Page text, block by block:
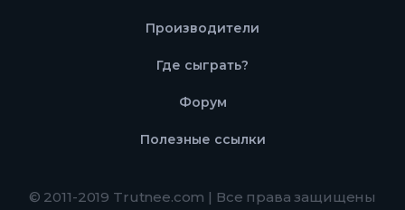
Производители
Где сыграть?
Форум
Полезные ссылки
© 2011-2019 Trutnee.com | Все права защищены